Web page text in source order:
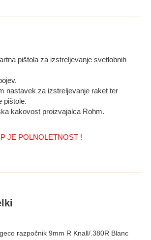
pištola za izstreljevanje svetlobnih
nastavek za izstreljevanje raket ter
pištole.
kakovost proizvajalca Rohm.
JE POLNOLETNOST !
geco razpočnik 9mm R Knall/.380R Blanc